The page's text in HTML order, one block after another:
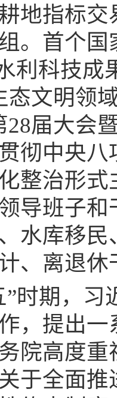
地指标
。首个
利科技成
态文明领
28届大会
彻中央
整治形
导班子
水库移
、离退
”时期，
，提出
院高度
于全面